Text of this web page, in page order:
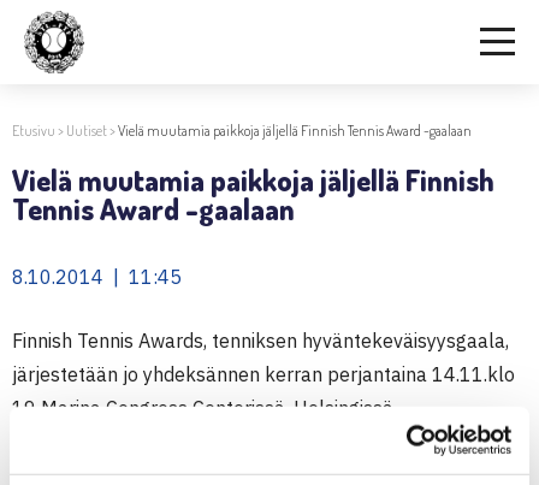
Etusivu > Uutiset>Vielä muutamia paikkoja jäljellä Finnish Tennis Award -gaalaan
Vielä muutamia paikkoja jäljellä Finnish
Tennis Award -gaalaan
8.10.2014 | 11:45
Finnish Tennis Awards, tenniksen hyväntekeväisyysgaala,
järjestetään jo yhdeksännen kerran perjantaina 14.11.klo
19 Marina Congress Centerissä, Helsingissä.
Alla olevasta linkistä pääsee ilmoittautumaan gaalaan.